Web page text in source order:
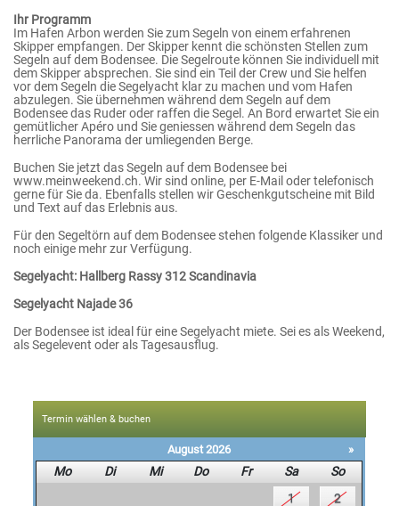
Ihr Programm
Im Hafen Arbon werden Sie zum Segeln von einem erfahrenen
Skipper empfangen. Der Skipper kennt die schönsten Stellen zum
Segeln auf dem Bodensee. Die Segelroute können Sie individuell mit
dem Skipper absprechen. Sie sind ein Teil der Crew und Sie helfen
vor dem Segeln die Segelyacht klar zu machen und vom Hafen
abzulegen. Sie übernehmen während dem Segeln auf dem
Bodensee das Ruder oder raffen die Segel. An Bord erwartet Sie ein
gemütlicher Apéro und Sie geniessen während dem Segeln das
herrliche Panorama der umliegenden Berge.
Buchen Sie jetzt das Segeln auf dem Bodensee bei
www.meinweekend.ch. Wir sind online, per E-Mail oder telefonisch
gerne für Sie da. Ebenfalls stellen wir Geschenkgutscheine mit Bild
und Text auf das Erlebnis aus.
Für den Segeltörn auf dem Bodensee stehen folgende Klassiker und
noch einige mehr zur Verfügung.
Segelyacht: Hallberg Rassy 312 Scandinavia
Segelyacht Najade 36
Der Bodensee ist ideal für eine Segelyacht miete. Sei es als Weekend,
als Segelevent oder als Tagesausflug.
Termin wählen & buchen
August 2026 »
Mo Di Mi Do Fr Sa
So
1
2